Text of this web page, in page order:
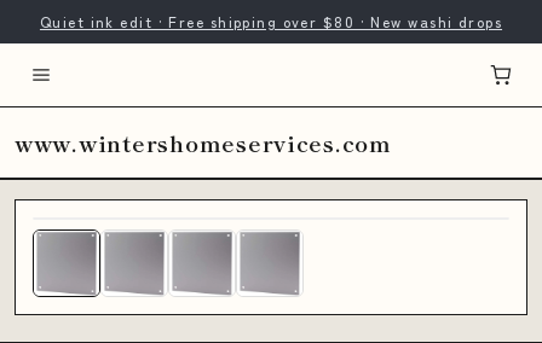
Quiet ink edit · Free shipping over $80 · New washi drops
www.wintershomeservices.com